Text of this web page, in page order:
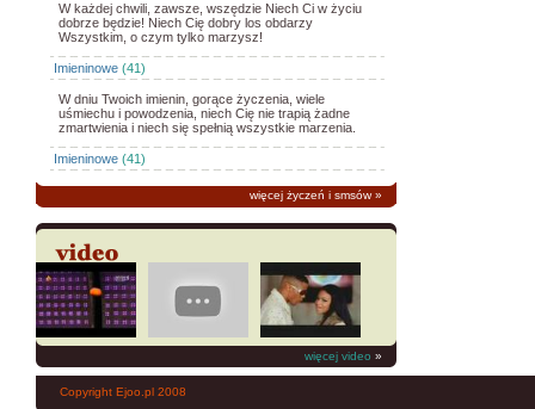
W każdej chwili, zawsze, wszędzie Niech Ci w życiu
dobrze będzie! Niech Cię dobry los obdarzy
Wszystkim, o czym tylko marzysz!
Imieninowe (41)
W dniu Twoich imienin, gorące życzenia, wiele
uśmiechu i powodzenia, niech Cię nie trapią żadne
zmartwienia i niech się spełnią wszystkie marzenia.
Imieninowe (41)
więcej życzeń i smsów»
więcej video »
Copyright Ejoo.pl 2008